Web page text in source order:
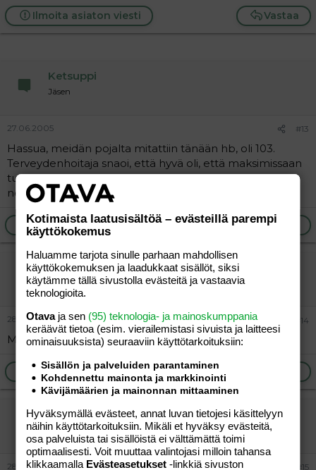
Vastaa
Ilmoita asiaton viesti
Ketsuppi
Jäsen
27.06.2005 #13
Hassua, meidän pojalta mitattiin tänään hb, oli 103.
Terveydenhoitaja snaoi, että hyvä oli, että maksimissaan
tulis 1-vuotiaalla olla 110. Ihmeen erilaista tietoa
neuvoloista. Taidan googlettaa...
Vastaa
Ilmoita asiaton viesti
mie
Aktiivinen jäsen
28.06.2005 #14
Meitin pojulla 10kk nlassa hb oli 135. B)
Ilmoita asiaton viesti
villiseepra
Vieras
28.06.2005 #15
Kotimaista laatusisältöä – evästeillä parempi
käyttökokemus
Haluamme tarjota sinulle parhaan mahdollisen
käyttökokemuksen ja laadukkaat sisällöt, siksi
käytämme tällä sivustolla evästeitä ja vastaavia
teknologioita.
Otavaja sen (95) teknologia- ja mainoskumppania
keräävät tietoa (esim. vierailemis­tasi sivuista ja laitteesi
ominaisuuk­sista) seuraaviin käyttötarkoituksiin:
Sisällön ja palveluiden parantaminen
Kohdennettu mainonta ja markkinointi
Kävijämäärien ja mainonnan mittaaminen
Hyväksymällä evästeet, annat luvan tietojesi käsittelyyn
näihin käyttötarkoituksiin. Mikäli et hyväksy evästeitä,
osa palveluista tai sisällöistä ei välttämättä toimi
optimaalisesti. Voit muuttaa valintojasi milloin tahansa
klikkaamalla Evästeasetukset -linkkiä sivuston